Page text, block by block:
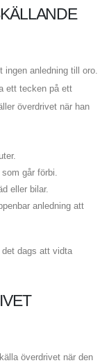
anledning till oro.
ett tecken på ett
överdrivet när han
går förbi.
eller bilar.
anledning att
dags att vidta
överdrivet när den